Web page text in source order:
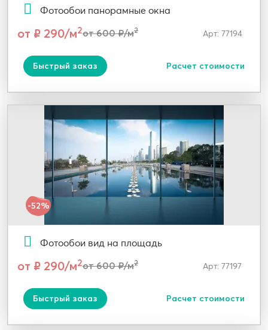
Фотообои панорамные окна
от ₽ 290/м2от 600 ₽/м2 Арт: 77194
Быстрый заказ Расчет стоимости
-52%
Фотообои вид на площадь
от ₽ 290/м2от 600 ₽/м2 Арт: 77197
Быстрый заказ Расчет стоимости